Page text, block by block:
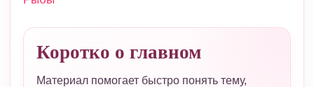
Коротко о главном
Материал помогает быстро понять тему,